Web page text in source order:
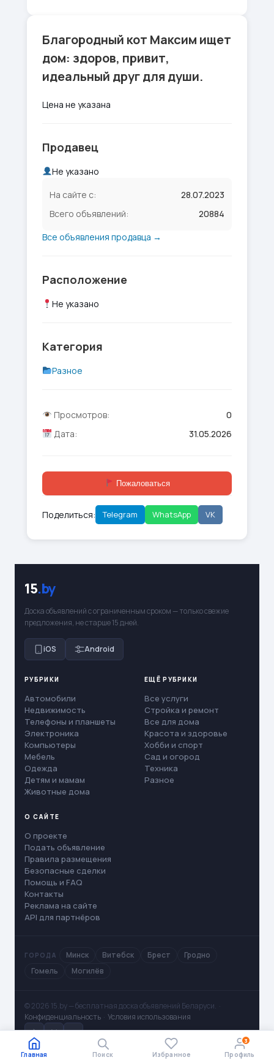
Благородный кот Максим ищет
дом: здоров, привит,
идеальный друг для души.
Цена не указана
Продавец
Не указано
На сайте с:
28.07.2023
Всего объявлений:
20884
Все объявления продавца →
Расположение
Не указано
Категория
Разное
Просмотров:
0
Дата:
31.05.2026
Пожаловаться
Поделиться: Telegram WhatsApp VK
Главная Поиск Избранное
3
Профиль
15.by
Доска объявлений с ограниченным сроком — только свежие
предложения, не старше 15 дней.
iOS Android
РУБРИКИ
Автомобили
Недвижимость
Телефоны и планшеты
Электроника
Компьютеры
Мебель
Одежда
Детям и мамам
Животные дома
ЕЩЁ РУБРИКИ
Все услуги
Стройка и ремонт
Все для дома
Красота и здоровье
Хобби и спорт
Сад и огород
Техника
Разное
О САЙТЕ
О проекте
Подать объявление
Правила размещения
Безопасные сделки
Помощь и FAQ
Контакты
Реклама на сайте
API для партнёров
ГОРОДА Минск Витебск Брест
Гродно
Гомель
Могилёв
© 2026 15.by — бесплатная доска объявлений Беларуси. ·
Конфиденциальность · Условия использования
✈ V ◻